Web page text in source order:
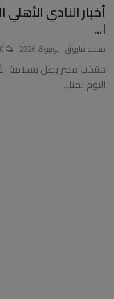
أخبار النادي
ا...
محمد فاروق يونيو 8, 2026
منتخب مصر يصل بسلامة
اليوم لمبا...